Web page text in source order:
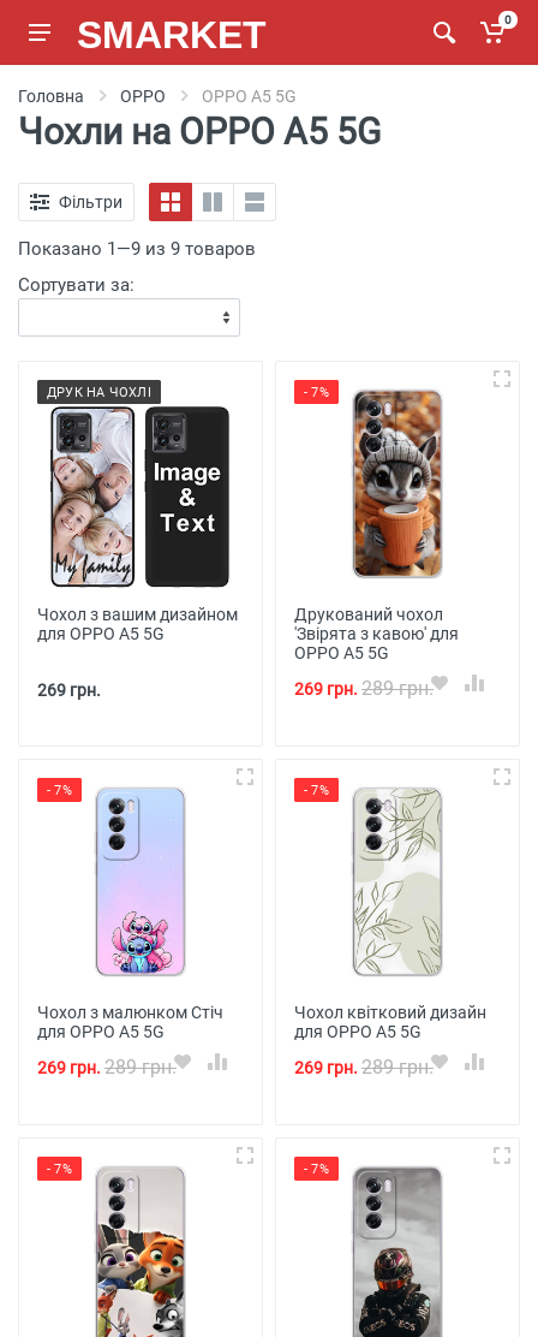
SMARKET 0
Головна OPPO OPPO A5 5G
Чохли на OPPO A5 5G
Фільтри
Показано 1—9 из 9 товаров
Сортувати за:
ДРУК НА ЧОХЛІ
Чохол з вашим дизайном
для OPPO A5 5G
269 грн.
- 7%
Друкований чохол
'Звірята з кавою' для
OPPO A5 5G
269 грн. 289 грн.
- 7%
Чохол з малюнком Стіч
для OPPO A5 5G
269 грн. 289 грн.
- 7%
Чохол квітковий дизайн
для OPPO A5 5G
269 грн. 289 грн.
- 7% - 7%